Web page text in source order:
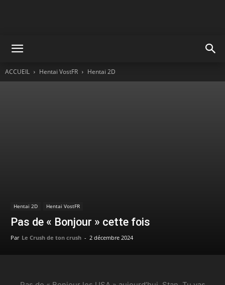
ACCUEIL Hentai VostFR Hentai 2D
Hentai 2D Hentai VostFR
Pas de « Bonjour » cette fois
Par Le Crush de ton crush - 2 décembre 2024